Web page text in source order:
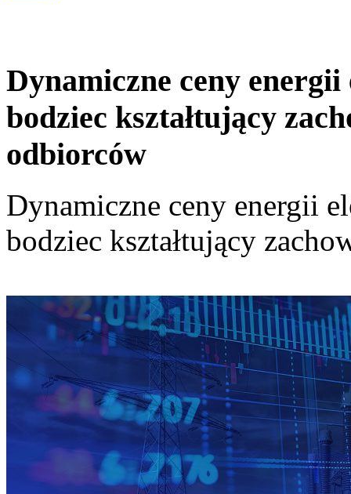
Dynamiczne ceny
bodziec kształtujący
odbiorców
Dynamiczne ceny energii
bodziec kształtujący